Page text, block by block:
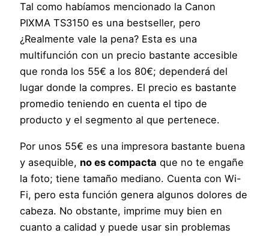
Tal como habíamos mencionado la Canon
PIXMA TS3150 es una bestseller, pero
¿Realmente vale la pena? Esta es una
multifunción con un precio bastante accesible
que ronda los 55€ a los 80€; dependerá del
lugar donde la compres. El precio es bastante
promedio teniendo en cuenta el tipo de
producto y el segmento al que pertenece.
Por unos 55€ es una impresora bastante buena
y asequible, no es compacta que no te engañe
la foto; tiene tamaño mediano. Cuenta con Wi-
Fi, pero esta función genera algunos dolores de
cabeza. No obstante, imprime muy bien en
cuanto a calidad y puede usar sin problemas